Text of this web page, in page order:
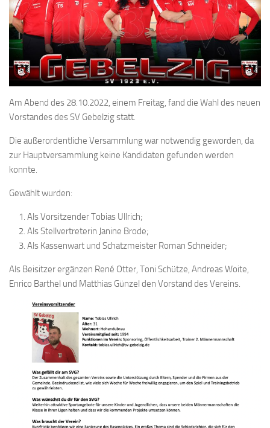
Am Abend des 28.10.2022, einem Freitag, fand die Wahl des neuen
Vorstandes des SV Gebelzig statt.
Die außerordentliche Versammlung war notwendig geworden, da
zur Hauptversammlung keine Kandidaten gefunden werden
konnte.
Gewählt wurden:
Als Vorsitzender Tobias Ullrich;
Als Stellvertreterin Janine Brode;
Als Kassenwart und Schatzmeister Roman Schneider;
Als Beisitzer ergänzen René Otter, Toni Schütze, Andreas Woite,
Enrico Barthel und Matthias Günzel den Vorstand des Vereins.